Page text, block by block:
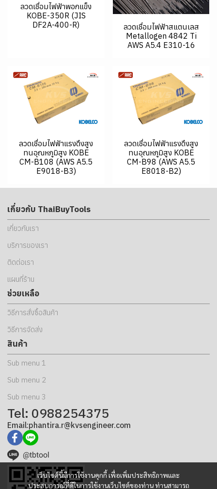
ลวดเชื่อมไฟฟ้าพอกแข็ง
KOBE-350R (JIS
DF2A-400-R)
ลวดเชื่อมไฟฟ้าสแตนเลส
Metallogen 4842 Ti
AWS A5.4 E310-16
ลวดเชื่อมไฟฟ้าแรงดึงสูง
ทนอุณหภูมิสูง KOBE
CM-B108 (AWS A5.5
E9018-B3)
ลวดเชื่อมไฟฟ้าแรงดึงสูง
ทนอุณหภูมิสูง KOBE
CM-B98 (AWS A5.5
E8018-B2)
เว็บไซต์นี้มีการใช้งานคุกกี้ เพื่อเพิ่มประสิทธิภาพและ
ประสบการณ์ที่ดีในการใช้งานเว็บไซต์ของท่าน ท่านสามารถ
เกี่ยวกับ ThaiBuyTools
เกี่ยวกับเรา
บริการของเรา
ติดต่อเรา
แผนที่ร้าน
ช่วยเหลือ
วิธีการสั่งซื้อสินค้า
วิธีการจัดส่ง
สินค้า
Sub menu 1
Sub menu 2
Sub menu 3
Tel: 0988254375
Email:phantira.r@kvsengineer.com
@tbtool